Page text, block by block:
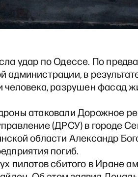
удар по Одессе. По
администрации, в
человека, разрушен фасад
атаковали Дорожное
(ДРСУ) в городе
области Александр
погиб.
пилотов сбитого в Иране